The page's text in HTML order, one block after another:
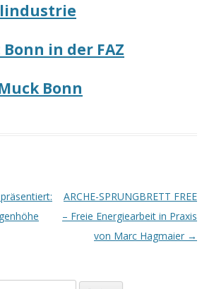
in der FAZ
Bonn
ARCHE-SPRUNGBRETT FREE
– Freie Energiearbeit in Praxis
von Marc Hagmaier →